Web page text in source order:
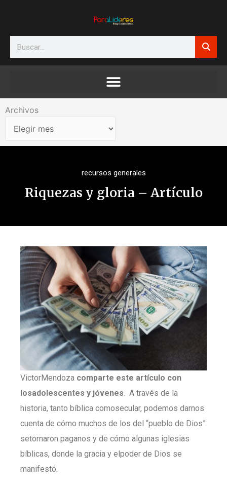
Search
Archivos
Archivos
recursos generales
Riquezas y gloria – Artículo
VictorMendoza comparte este artículo con
losadolescentes y jóvenes. A través de la
historia, tanto bíblica comosecular, podemos darnos
cuenta de cómo muchos de los del “pueblo de Dios”
setornaron paganos y de cómo algunas iglesias
bíblicas, donde la gracia y elpoder de Dios se
manifestó.